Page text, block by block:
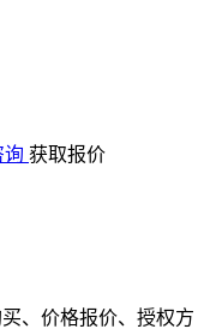
询 获取报价
、价格报价、授权方